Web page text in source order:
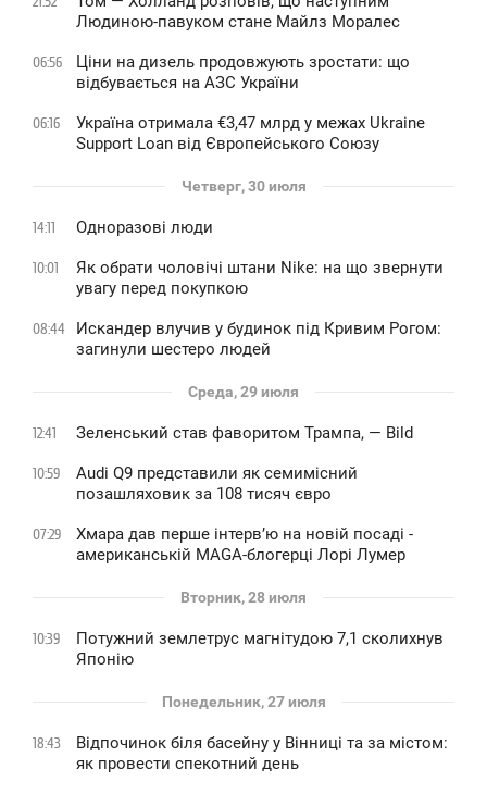
Людиною-павуком стане Майлз Моралес
06:56
Ціни на дизель продовжують зростати: що
відбувається на АЗС України
06:16
Україна отримала €3,47 млрд у межах Ukraine
Support Loan від Європейського Союзу
Четверг, 30 июля
14:11 Одноразові люди
10:01
Як обрати чоловічі штани Nike: на що звернути
увагу перед покупкою
08:44
Искандер влучив у будинок під Кривим Рогом:
загинули шестеро людей
Среда, 29 июля
12:41 Зеленський став фаворитом Трампа, — Bild
10:59
Audi Q9 представили як семимісний
позашляховик за 108 тисяч євро
07:29
Хмара дав перше інтервʼю на новій посаді -
американській MAGA-блогерці Лорі Лумер
Вторник, 28 июля
10:39
Потужний землетрус магнітудою 7,1 сколихнув
Японію
Понедельник, 27 июля
18:43
Відпочинок біля басейну у Вінниці та за містом:
як провести спекотний день